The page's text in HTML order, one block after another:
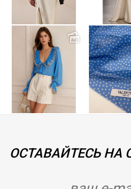
ОСТАВАЙТЕСЬ НА